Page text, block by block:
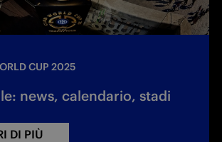
CUP 2025
news, calendario, stadi
DI PIÙ